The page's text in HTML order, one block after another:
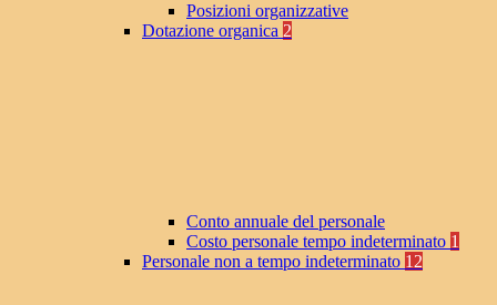
Posizioni organizzative
Dotazione organica 2
Conto annuale del personale
Costo personale tempo indeterminato 1
Personale non a tempo indeterminato 12